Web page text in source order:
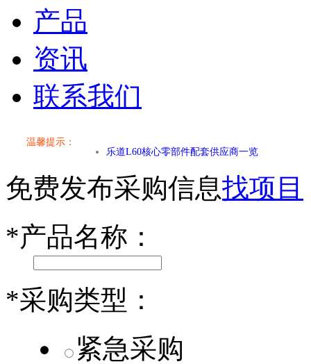
产品
资讯
联系我们
温馨提示：
乐道L60核心零部件配套供应商一览
第二代 AION V核心零部件配套供应商一览
乐道L60核心零部件配套供应商一览
免费发布采购信息找项目
*产品名称：
*采购类型：
紧急采购